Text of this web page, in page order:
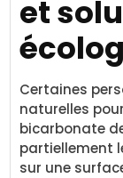
et
Certaines
naturelles
bicarbonate
partiellement
sur une